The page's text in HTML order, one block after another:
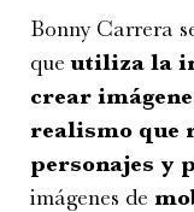
Bonny Carrera
queutiliza la
crear
realismo que
personajes y
imágenes de